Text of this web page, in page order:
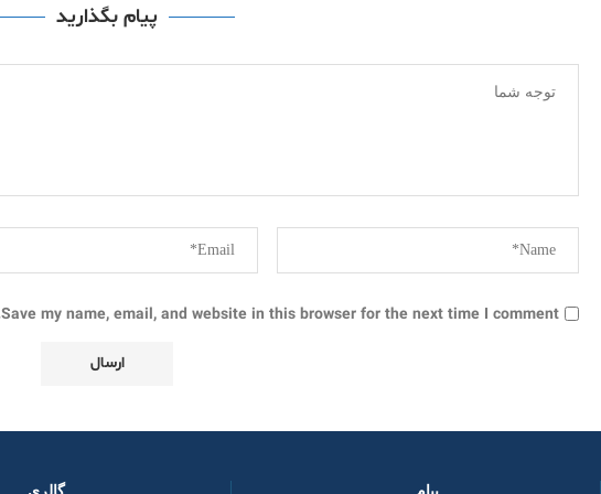
پیام بگذارید
Save my name, email, and website in this browser for the next time I comment.